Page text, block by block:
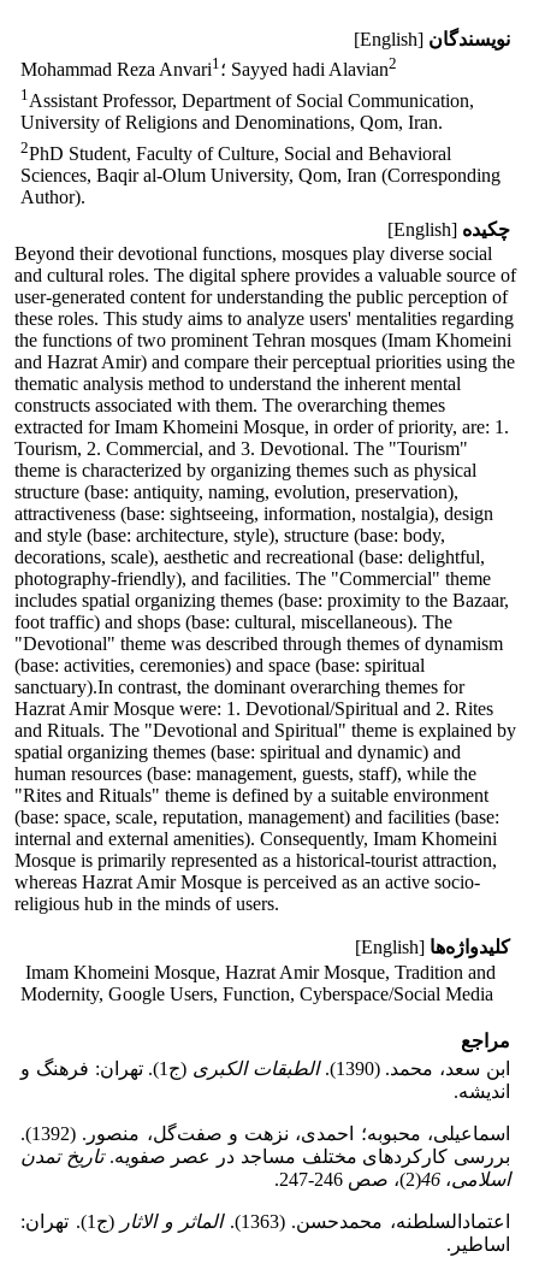
نویسندگان [English]
Mohammad Reza Anvari1 ؛ Sayyed hadi Alavian2
1 Assistant Professor, Department of Social Communication,
University of Religions and ‎Denominations, Qom, Iran.‎
2PhD Student, Faculty of Culture, Social and Behavioral
Sciences, Baqir al-Olum ‎University, Qom, Iran (Corresponding
Author).‎
چکیده [English]
Beyond their devotional functions, mosques play diverse social
and cultural roles. The digital sphere provides a valuable source of
user-generated content for understanding the public perception of
these roles. This study aims to analyze users' mentalities regarding
the functions of two prominent Tehran mosques (Imam Khomeini
and Hazrat Amir) and compare their perceptual priorities using the
thematic analysis method to understand the inherent mental
constructs associated with them. The overarching themes
extracted for Imam Khomeini Mosque, in order of priority, are: 1.
Tourism, 2. Commercial, and 3. Devotional. The "Tourism"
theme is characterized by organizing themes such as physical
structure (base: antiquity, naming, evolution, preservation),
attractiveness (base: sightseeing, information, nostalgia), design
and style (base: architecture, style), structure (base: body,
decorations, scale), aesthetic and recreational (base: delightful,
photography-friendly), and facilities. The "Commercial" theme
includes spatial organizing themes (base: proximity to the Bazaar,
foot traffic) and shops (base: cultural, miscellaneous). The
"Devotional" theme was described through themes of dynamism
(base: activities, ceremonies) and space (base: spiritual
sanctuary).In contrast, the dominant overarching themes for
Hazrat Amir Mosque were: 1. Devotional/Spiritual and 2. Rites
and Rituals. The "Devotional and Spiritual" theme is explained by
spatial organizing themes (base: spiritual and dynamic) and
human resources (base: management, guests, staff), while the
"Rites and Rituals" theme is defined by a suitable environment
(base: space, scale, reputation, management) and facilities (base:
internal and external amenities). Consequently, Imam Khomeini
Mosque is primarily represented as a historical-tourist attraction,
whereas Hazrat Amir Mosque is perceived as an active socio-
religious hub in the minds of users.
کلیدواژه‌ها [English]
Imam Khomeini Mosque, Hazrat Amir Mosque, Tradition and
Modernity, Google Users, Function, Cyberspace/Social Media
مراجع
ابن سعد، محمد. (1390).
الطبقات الکبرى
(ج1). تهران: فرهنگ و
اندیشه.
اسماعیلی، محبوبه؛ احمدی، نزهت و صفت‌گل، منصور. (1392).
بررسی کارکردهای مختلف مساجد در عصر صفویه.تاریخ تمدن
اسلامی، 46(2)، صص 246-247.
اعتمادالسلطنه، محمدحسن. (1363). الماثر و الاثار
(ج1). تهران:
اساطیر.